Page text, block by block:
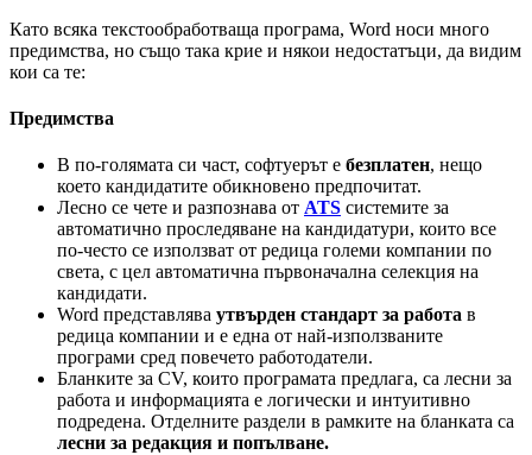
Като всяка текстообработваща програма, Word носи много
предимства, но също така крие и някои недостатъци, да видим
кои са те:
Предимства
В по-голямата си част, софтуерът е безплатен, нещо
което кандидатите обикновено предпочитат.
Лесно се чете и разпознава от ATS системите за
автоматично проследяване на кандидатури, които все
по-често се използват от редица големи компании по
света, с цел автоматична първоначална селекция на
кандидати.
Word представлява утвърден стандарт за работа в
редица компании и е една от най-използваните
програми сред повечето работодатели.
Бланките за CV, които програмата предлага, са лесни за
работа и информацията е логически и интуитивно
подредена. Отделните раздели в рамките на бланката са
лесни за редакция и попълване.